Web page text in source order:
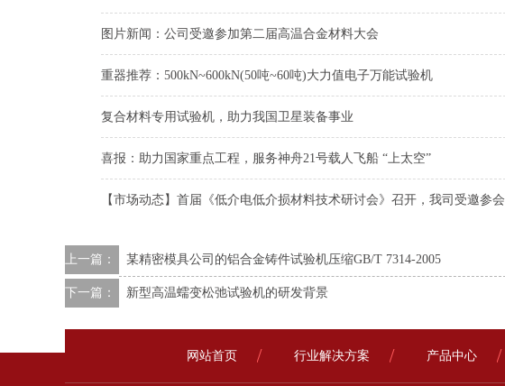
图片新闻：公司受邀参加第二届高温合金材料大会
重器推荐：500kN~600kN(50吨~60吨)大力值电子万能试验机
复合材料专用试验机，助力我国卫星装备事业
喜报：助力国家重点工程，服务神舟21号载人飞船 “上太空”
【市场动态】首届《低介电低介损材料技术研讨会》召开，我司受邀参会
上一篇： ​某精密模具公司的铝合金铸件试验机压缩GB/T 7314-2005
下一篇： ​新型高温蠕变松弛试验机的研发背景
网站首页 行业解决方案 产品中心